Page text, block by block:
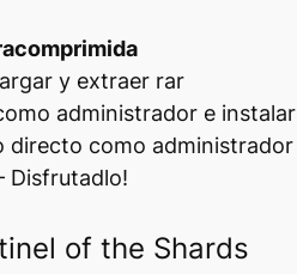
y extraer rar
administrador e instalar
directo como administrador
Disfrutadlo!
of the Shards